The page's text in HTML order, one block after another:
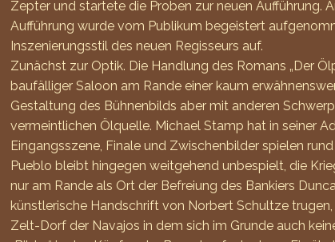
Zepter und startete die Proben zur neuen Aufführung.
Aufführung wurde vom Publikum begeistert
Inszenierungsstil des neuen Regisseurs auf.
Zunächst zur Optik. Die Handlung des Romans „Der
baufälliger Saloon am Rande einer kaum
Gestaltung des Bühnenbilds aber mit anderen
vermeintlichen Ölquelle. Michael Stamp hat in seiner
Eingangsszene, Finale und Zwischenbilder spielen
Pueblo bleibt hingegen weitgehend unbespielt, die
nur am Rande als Ort der Befreiung des Bankiers
künstlerische Handschrift von Norbert Schultze
Zelt-Dorf der Navajos in dem sich im Grunde auch